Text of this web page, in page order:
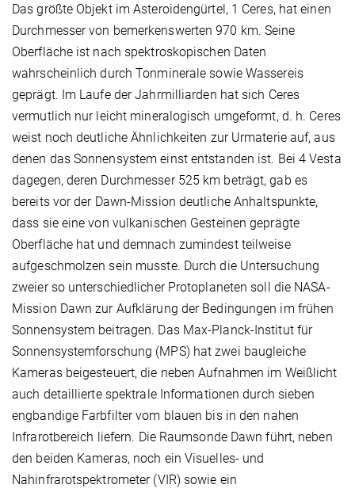
Das größte Objekt im Asteroidengürtel, 1 Ceres, hat einen
Durchmesser von bemerkenswerten 970 km. Seine
Oberfläche ist nach spektroskopischen Daten
wahrscheinlich durch Tonminerale sowie Wassereis
geprägt. Im Laufe der Jahrmilliarden hat sich Ceres
vermutlich nur leicht mineralogisch umgeformt, d. h. Ceres
weist noch deutliche Ähnlichkeiten zur Urmaterie auf, aus
denen das Sonnensystem einst entstanden ist. Bei 4 Vesta
dagegen, deren Durchmesser 525 km beträgt, gab es
bereits vor der Dawn-Mission deutliche Anhaltspunkte,
dass sie eine von vulkanischen Gesteinen geprägte
Oberfläche hat und demnach zumindest teilweise
aufgeschmolzen sein musste. Durch die Untersuchung
zweier so unterschiedlicher Protoplaneten soll die NASA-
Mission Dawn zur Aufklärung der Bedingungen im frühen
Sonnensystem beitragen. Das Max-Planck-Institut für
Sonnensystemforschung (MPS) hat zwei baugleiche
Kameras beigesteuert, die neben Aufnahmen im Weißlicht
auch detaillierte spektrale Informationen durch sieben
engbandige Farbfilter vom blauen bis in den nahen
Infrarotbereich liefern. Die Raumsonde Dawn führt, neben
den beiden Kameras, noch ein Visuelles- und
Nahinfrarotspektrometer (VIR) sowie ein